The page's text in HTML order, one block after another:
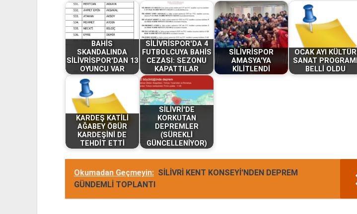
BAHİS
SKANDALINDA
SİLİVRİSPOR'DAN 13
OYUNCU VAR
SİLİVRİSPOR'DA 4
FUTBOLCUYA BAHİS
CEZASI: SEZONU
KAPATTILAR
SİLİVRİSPOR
AMASYA'YA
KİLİTLENDİ
OCAK AYI KÜLTÜR
SANAT PROGRAMI
BELLİ OLDU
KARDEŞ KATİLİ
AĞABEY ÖBÜR
KARDEŞİNİ DE
TEHDİT ETTİ
SİLİVRİ'DE
KORKUTAN
DEPREMLER
(SÜREKLİ
GÜNCELLENİYOR)
Okumadan Geçmeyin: SİLİVRİ KENT KONSEYİ'NDEN DEPREM
GÜNDEMLİ TOPLANTI